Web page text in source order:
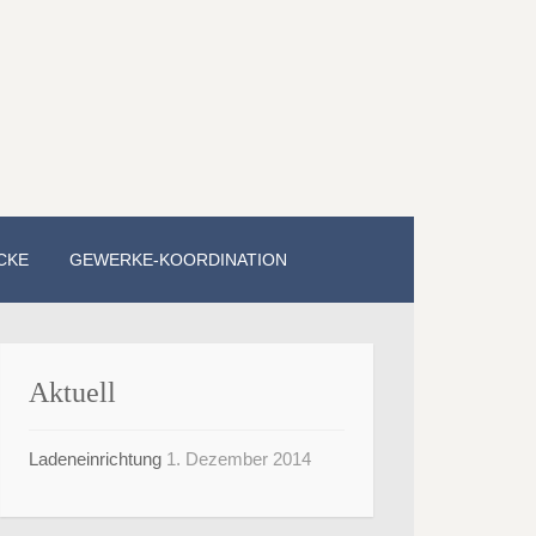
GEWERKE-KOORDINATION
Aktuell
Ladeneinrichtung 1. Dezember 2014